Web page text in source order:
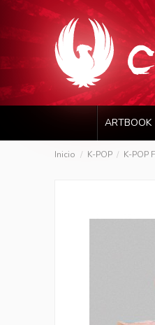
ARTBOOK
Inicio K-POP K-POP